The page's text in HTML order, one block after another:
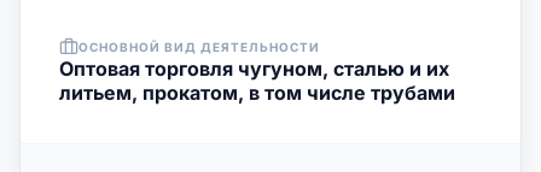
ОСНОВНОЙ ВИД ДЕЯТЕЛЬНОСТИ
Оптовая торговля чугуном, сталью и их
литьем, прокатом, в том числе трубами